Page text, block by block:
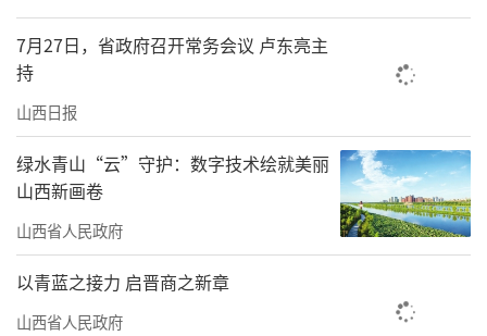
业，提供个性化、科学化志愿填报指导。到场
群众纷纷表示，官方公益咨询渠道权威免费，
有效规避商业填报机构误导风险，解决了择校
选专业的诸多困惑。
据了解，本次全省巡回咨询会是我省落实
高考志愿填报四级联动便民服务体系的核心落
地举措。按照全省统一工作要求，我省将常态
化推进“志愿填报服务进校园”“高校与考生
面对面”系列公益活动，构建线上线下融合、
7月27日，省政府召开常务会议 卢东亮主
持
山西日报
绿水青山“云”守护：数字技术绘就美丽
山西新画卷
山西省人民政府
以青蓝之接力 启晋商之新章
山西省人民政府